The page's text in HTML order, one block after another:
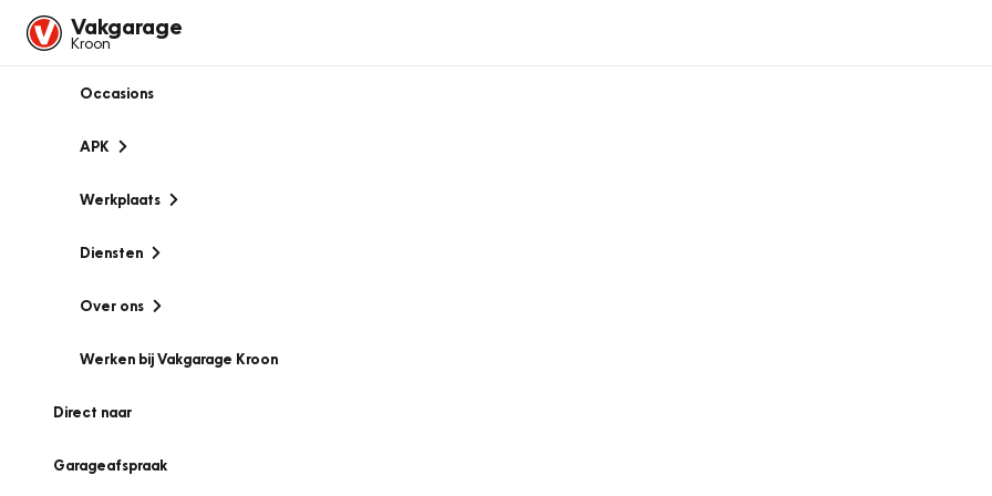
Vakgarage
Kroon
Occasions
APK
Werkplaats
Diensten
Over ons
Werken bij Vakgarage Kroon
Direct naar
Garageafspraak